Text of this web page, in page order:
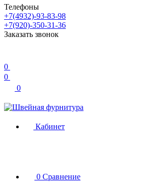
Телефоны
+7(4932)-93-83-98
+7(920)-350-31-36
Заказать звонок
0
0
0
Кабинет
0 Сравнение